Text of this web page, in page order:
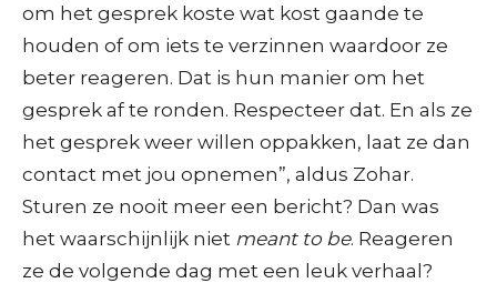
om het gesprek koste wat kost gaande te
houden of om iets te verzinnen waardoor ze
beter reageren. Dat is hun manier om het
gesprek af te ronden. Respecteer dat. En als ze
het gesprek weer willen oppakken, laat ze dan
contact met jou opnemen”, aldus Zohar.
Sturen ze nooit meer een bericht? Dan was
het waarschijnlijk niet meant to be. Reageren
ze de volgende dag met een leuk verhaal?